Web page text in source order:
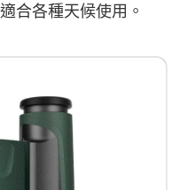
合各種天候使用。